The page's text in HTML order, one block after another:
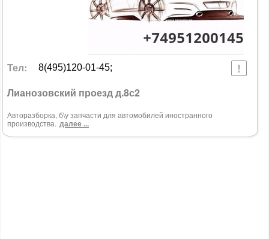
Тел: 8(495)120-01-45;
Лианозовский проезд д.8с2
Авторазборка, б\у запчасти для автомобилей иностранного
производства. далее ...